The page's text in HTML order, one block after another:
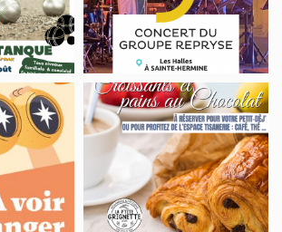
d’artifice,
Saint-
Jean-
d’Hermine
Croissants
&
pains
chocolat
au